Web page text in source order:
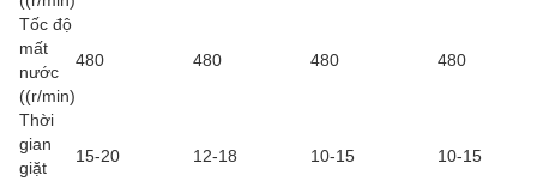
Tốc độ
mất
nước
((r/min)
480 480 480 480
Thời
gian
giặt
15-20 12-18 10-15 10-15